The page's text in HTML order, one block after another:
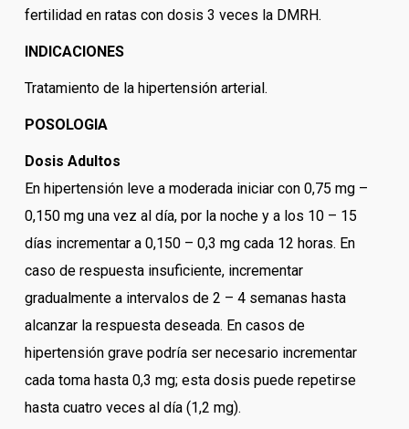
fertilidad en ratas con dosis 3 veces la DMRH.
INDICACIONES
Tratamiento de la hipertensión arterial.
POSOLOGIA
Dosis Adultos
En hipertensión leve a moderada iniciar con 0,75 mg –
0,150 mg una vez al día, por la noche y a los 10 – 15
días incrementar a 0,150 – 0,3 mg cada 12 horas. En
caso de respuesta insuficiente, incrementar
gradualmente a intervalos de 2 – 4 semanas hasta
alcanzar la respuesta deseada. En casos de
hipertensión grave podría ser necesario incrementar
cada toma hasta 0,3 mg; esta dosis puede repetirse
hasta cuatro veces al día (1,2 mg).